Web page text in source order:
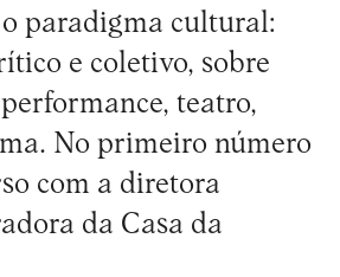
paradigma cultural:
e coletivo, sobre
teatro,
No primeiro número
com a diretora
da Casa da